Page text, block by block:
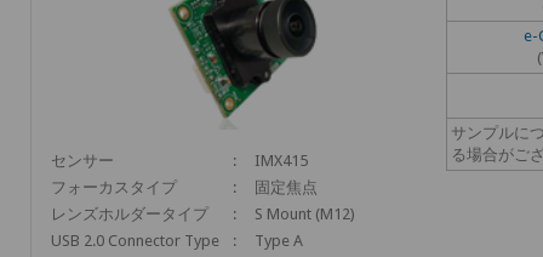
センサー :
IMX415
フォーカスタイプ
:
固定焦点
レンズホルダータイプ
:
S Mount (M12)
USB 2.0 Connector Type
:
Type A
e-
サンプルに
る場合がご